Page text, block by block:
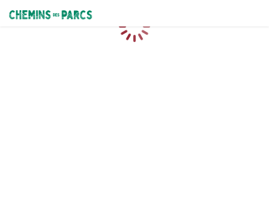
Chemins des Parcs
Chargement